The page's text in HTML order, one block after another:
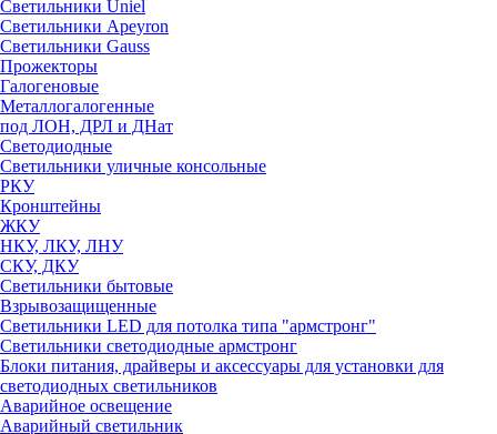
Светильники Uniel
Светильники Apeyron
Светильники Gauss
Прожекторы
Галогеновые
Металлогалогенные
под ЛОН, ДРЛ и ДНат
Светодиодные
Светильники уличные консольные
РКУ
Кронштейны
ЖКУ
НКУ, ЛКУ, ЛНУ
СКУ, ДКУ
Светильники бытовые
Взрывозащищенные
Светильники LED для потолка типа "армстронг"
Светильники светодиодные армстронг
Блоки питания, драйверы и аксессуары для установки для
светодиодных светильников
Аварийное освещение
Аварийный светильник